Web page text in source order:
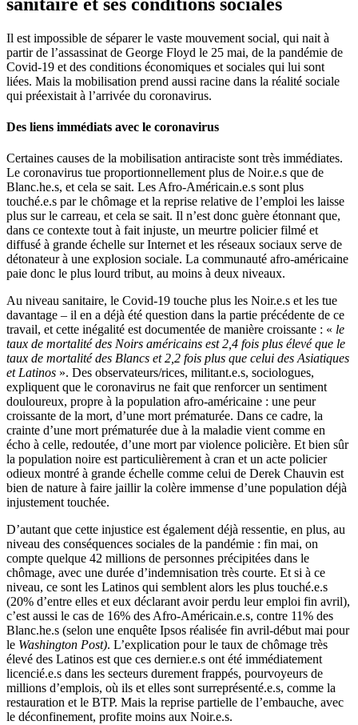
Il est impossible de séparer le vaste mouvement social, qui nait à
partir de l’assassinat de George Floyd le 25 mai, de la pandémie de
Covid-19 et des conditions économiques et sociales qui lui sont
liées. Mais la mobilisation prend aussi racine dans la réalité sociale
qui préexistait à l’arrivée du coronavirus.
Des liens immédiats avec le coronavirus
Certaines causes de la mobilisation antiraciste sont très immédiates.
Le coronavirus tue proportionnellement plus de Noir.e.s que de
Blanc.he.s, et cela se sait. Les Afro-Américain.e.s sont plus
touché.e.s par le chômage et la reprise relative de l’emploi les laisse
plus sur le carreau, et cela se sait. Il n’est donc guère étonnant que,
dans ce contexte tout à fait injuste, un meurtre policier filmé et
diffusé à grande échelle sur Internet et les réseaux sociaux serve de
détonateur à une explosion sociale. La communauté afro-américaine
paie donc le plus lourd tribut, au moins à deux niveaux.
Au niveau sanitaire, le Covid-19 touche plus les Noir.e.s et les tue
davantage – il en a déjà été question dans la partie précédente de ce
travail, et cette inégalité est documentée de manière croissante : « le
taux de mortalité des Noirs américains est 2,4 fois plus élevé que le
taux de mortalité des Blancs et 2,2 fois plus que celui des Asiatiques
et Latinos ». Des observateurs/rices, militant.e.s, sociologues,
expliquent que le coronavirus ne fait que renforcer un sentiment
douloureux, propre à la population afro-américaine : une peur
croissante de la mort, d’une mort prématurée. Dans ce cadre, la
crainte d’une mort prématurée due à la maladie vient comme en
écho à celle, redoutée, d’une mort par violence policière. Et bien sûr
la population noire est particulièrement à cran et un acte policier
odieux montré à grande échelle comme celui de Derek Chauvin est
bien de nature à faire jaillir la colère immense d’une population déjà
injustement touchée.
D’autant que cette injustice est également déjà ressentie, en plus, au
niveau des conséquences sociales de la pandémie : fin mai, on
compte quelque 42 millions de personnes précipitées dans le
chômage, avec une durée d’indemnisation très courte. Et si à ce
niveau, ce sont les Latinos qui semblent alors les plus touché.e.s
(20% d’entre elles et eux déclarant avoir perdu leur emploi fin avril),
c’est aussi le cas de 16% des Afro-Américain.e.s, contre 11% des
Blanc.he.s (selon une enquête Ipsos réalisée fin avril-début mai pour
le Washington Post). L’explication pour le taux de chômage très
élevé des Latinos est que ces dernier.e.s ont été immédiatement
licencié.e.s dans les secteurs durement frappés, pourvoyeurs de
millions d’emplois, où ils et elles sont surreprésenté.e.s, comme la
restauration et le BTP. Mais la reprise partielle de l’embauche, avec
le déconfinement, profite moins aux Noir.e.s.